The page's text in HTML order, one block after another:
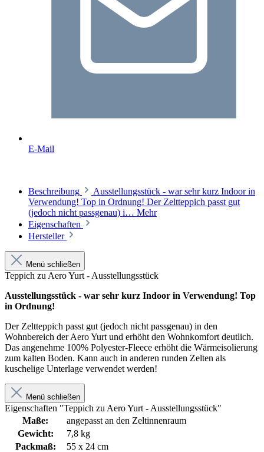
E-Mail
Beschreibung
Ausstellungsstück - war sehr kurz Indoor in
Verwendung! Top in Ordnung! Der Zeltteppich passt gut
(jedoch nicht passgenau) i… Mehr
Eigenschaften
Hersteller
Menü schließen
Teppich zu Aero Yurt - Ausstellungsstück
Ausstellungsstück - war sehr kurz Indoor in Verwendung! Top
in Ordnung!
Der Zeltteppich passt gut (jedoch nicht passgenau) in den
Wohnbereich der Aero Yurt und erhöht den Wohnkomfort deutlich.
Das angenehme 100% Polyester-Fleece erhöht die Wärmeisolierung
zum kalten Boden. Kann auch in anderen runden Zelten als
kuschelige Unterlage verwendet werden!
Menü schließen
Eigenschaften "Teppich zu Aero Yurt - Ausstellungsstück"
Maße:
angepasst an den Zeltinnenraum
Gewicht:
7,8 kg
Packmaß:
55 x 24 cm